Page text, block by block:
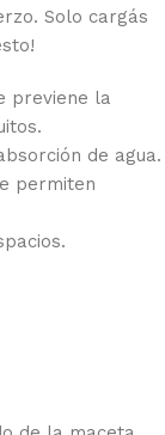
Solo cargás
previene la
de agua.
permiten